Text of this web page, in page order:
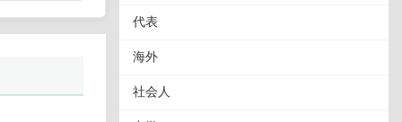
代表
海外
社会人